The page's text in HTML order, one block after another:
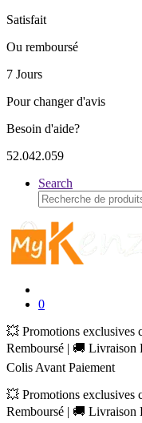
Satisfait
Ou remboursé
7 Jours
Pour changer d'avis
Besoin d'aide?
52.042.059
Search
Recherche
pour :
0
💥 Promotions exclusives
Remboursé | 🚚
Colis Avant Paiement
💥 Promotions exclusives
Remboursé | 🚚